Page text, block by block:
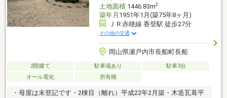
土地面積1446.83m2
築年月 1951年1月(築75年8ヶ月)
ＪＲ赤穂線 香登駅 徒歩27分
その他の交通
岡山県瀬戸内市長船町長船
2階建て 駐車場あり
駐車3台
オール電化
所有権
・母屋は未登記です・2棟目（離れ）平成22年2月築・木造瓦葺平